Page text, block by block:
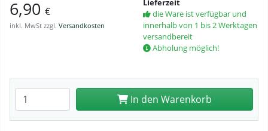
6,90 €
inkl. MwSt zzgl. Versandkosten
Lieferzeit
die Ware ist verfügbar und
innerhalb von 1 bis 2 Werktagen
versandbereit
Abholung möglich!
Anzahl eingeben In den Warenkorb